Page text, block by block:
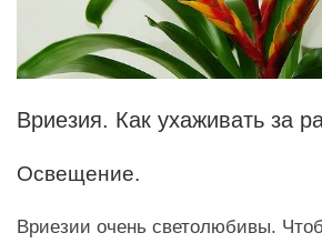
Вриезия. Как ухаживать за
Освещение.
Вриезии очень светолюбивы.